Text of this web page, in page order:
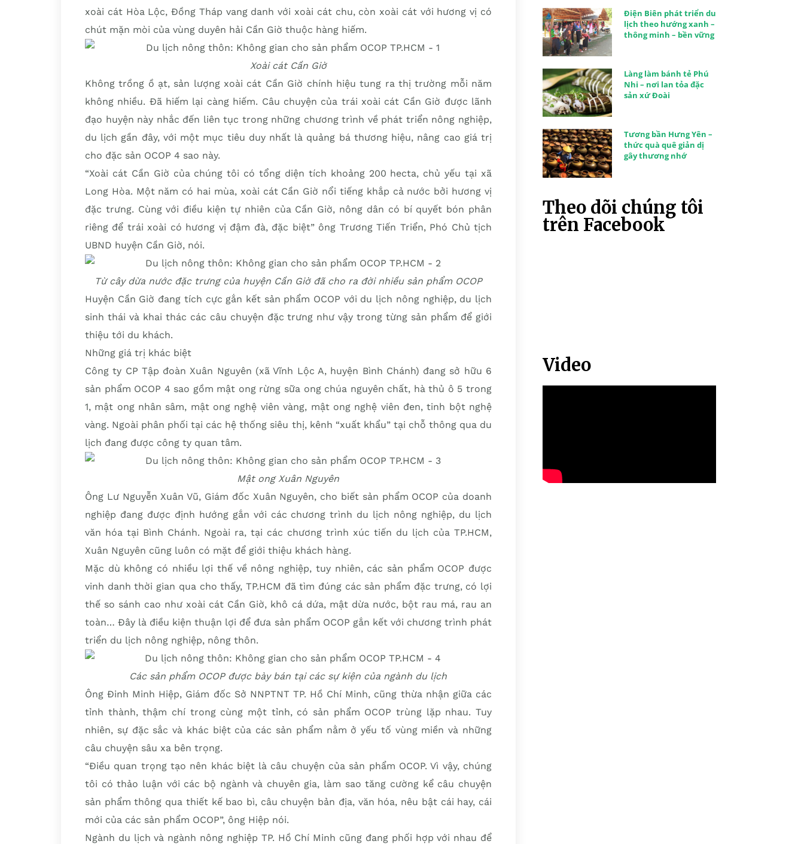
xoài cát Hòa Lộc, Đồng Tháp vang danh với xoài cát chu, còn xoài cát với hương vị có
chút mặn mòi của vùng duyên hải Cần Giờ thuộc hàng hiếm.
Xoài cát Cần Giờ
Không trồng ồ ạt, sản lượng xoài cát Cần Giờ chính hiệu tung ra thị trường mỗi năm
không nhiều. Đã hiếm lại càng hiếm. Câu chuyện của trái xoài cát Cần Giờ được lãnh
đạo huyện này nhắc đến liên tục trong những chương trình về phát triển nông nghiệp,
du lịch gần đây, với một mục tiêu duy nhất là quảng bá thương hiệu, nâng cao giá trị
cho đặc sản OCOP 4 sao này.
“Xoài cát Cần Giờ của chúng tôi có tổng diện tích khoảng 200 hecta, chủ yếu tại xã
Long Hòa. Một năm có hai mùa, xoài cát Cần Giờ nổi tiếng khắp cả nước bởi hương vị
đặc trưng. Cùng với điều kiện tự nhiên của Cần Giờ, nông dân có bí quyết bón phân
riêng để trái xoài có hương vị đậm đà, đặc biệt” ông Trương Tiến Triển, Phó Chủ tịch
UBND huyện Cần Giờ, nói.
Từ cây dừa nước đặc trưng của huyện Cần Giờ đã cho ra đời nhiều sản phẩm OCOP
Huyện Cần Giờ đang tích cực gắn kết sản phẩm OCOP với du lịch nông nghiệp, du lịch
sinh thái và khai thác các câu chuyện đặc trưng như vậy trong từng sản phẩm để giới
thiệu tới du khách.
Những giá trị khác biệt
Công ty CP Tập đoàn Xuân Nguyên (xã Vĩnh Lộc A, huyện Bình Chánh) đang sở hữu 6
sản phẩm OCOP 4 sao gồm mật ong rừng sữa ong chúa nguyên chất, hà thủ ô 5 trong
1, mật ong nhân sâm, mật ong nghệ viên vàng, mật ong nghệ viên đen, tinh bột nghệ
vàng. Ngoài phân phối tại các hệ thống siêu thị, kênh “xuất khẩu” tại chỗ thông qua du
lịch đang được công ty quan tâm.
Mật ong Xuân Nguyên
Ông Lư Nguyễn Xuân Vũ, Giám đốc Xuân Nguyên, cho biết sản phẩm OCOP của doanh
nghiệp đang được định hướng gắn với các chương trình du lịch nông nghiệp, du lịch
văn hóa tại Bình Chánh. Ngoài ra, tại các chương trình xúc tiến du lịch của TP.HCM,
Xuân Nguyên cũng luôn có mặt để giới thiệu khách hàng.
Mặc dù không có nhiều lợi thế về nông nghiệp, tuy nhiên, các sản phẩm OCOP được
vinh danh thời gian qua cho thấy, TP.HCM đã tìm đúng các sản phẩm đặc trưng, có lợi
thế so sánh cao như xoài cát Cần Giờ, khô cá dứa, mật dừa nước, bột rau má, rau an
toàn… Đây là điều kiện thuận lợi để đưa sản phẩm OCOP gắn kết với chương trình phát
triển du lịch nông nghiệp, nông thôn.
Các sản phẩm OCOP được bày bán tại các sự kiện của ngành du lịch
Ông Đinh Minh Hiệp, Giám đốc Sở NNPTNT TP. Hồ Chí Minh, cũng thừa nhận giữa các
tỉnh thành, thậm chí trong cùng một tỉnh, có sản phẩm OCOP trùng lặp nhau. Tuy
nhiên, sự đặc sắc và khác biệt của các sản phẩm nằm ở yếu tố vùng miền và những
câu chuyện sâu xa bên trọng.
“Điều quan trọng tạo nên khác biệt là câu chuyện của sản phẩm OCOP. Vì vậy, chúng
tôi có thảo luận với các bộ ngành và chuyên gia, làm sao tăng cường kể câu chuyện
sản phẩm thông qua thiết kế bao bì, câu chuyện bản địa, văn hóa, nêu bật cái hay, cái
mới của các sản phẩm OCOP”, ông Hiệp nói.
Ngành du lịch và ngành nông nghiệp TP. Hồ Chí Minh cũng đang phối hợp với nhau để
Điện Biên phát triển du
lịch theo hướng xanh –
thông minh – bền vững
Làng làm bánh tẻ Phú
Nhi – nơi lan tỏa đặc
sản xứ Đoài
Tương bần Hưng Yên –
thức quà quê giản dị
gây thương nhớ
Theo dõi chúng tôi
trên Facebook
Video